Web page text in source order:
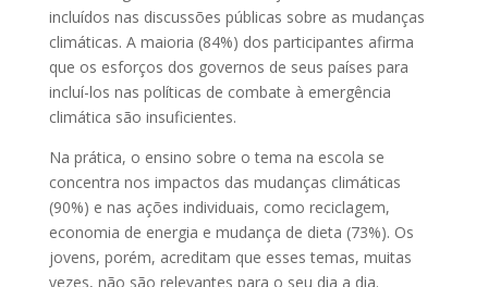
incluídos nas discussões públicas sobre as mudanças
climáticas. A maioria (84%) dos participantes afirma
que os esforços dos governos de seus países para
incluí-los nas políticas de combate à emergência
climática são insuficientes.
Na prática, o ensino sobre o tema na escola se
concentra nos impactos das mudanças climáticas
(90%) e nas ações individuais, como reciclagem,
economia de energia e mudança de dieta (73%). Os
jovens, porém, acreditam que esses temas, muitas
vezes, não são relevantes para o seu dia a dia.